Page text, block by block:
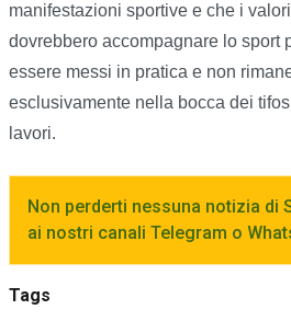
manifestazioni sportive e che i
dovrebbero accompagnare lo sport
essere messi in pratica e non
esclusivamente nella bocca dei
lavori.
Non perderti nessuna notizia di
ai nostri canali Telegram o
Tags